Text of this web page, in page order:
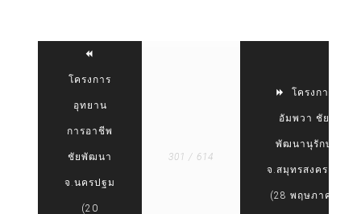
โครงการ
อุทยาน
การอาชีพ
ชัยพัฒนา
จ.นครปฐม
(20
301 / 614
โครงการ
อัมพวา ชัย
พัฒนานุรักษ์
จ.สมุทรสงคราม
(28 พฤษภาคม